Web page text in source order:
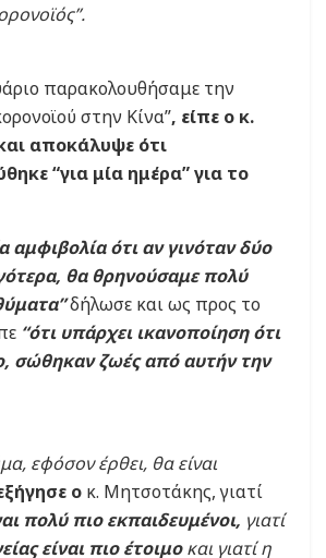
παρακολουθήσαμε την
στην Κίνα”, είπε ο κ.
αποκάλυψε ότι
“για μία ημέρα” για το
αμφιβολία ότι αν γινόταν δύο
θα θρηνούσαμε πολύ
δήλωσε και ως προς το
“ότι υπάρχει ικανοποίηση ότι
σώθηκαν ζωές από αυτήν την
εφόσον έρθει, θα είναι
ο κ. Μητσοτάκης, γιατί
πολύ πιο εκπαιδευμένοι, γιατί
είναι πιο έτοιμοκαι γιατί η